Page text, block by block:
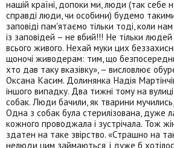
нашій країні, допоки ми, люди (так себе
справді люди, чи особини) будемо
заповіді пам'ятаємо тільки тоді, коли
із заповідей – не вбий!!! Не тільки
всього живого. Нехай муки цих
щоночі живодерам: тим, що
хто дав таку вказівку», – висловлює
Оксана Касим. Долинянка Надія
іншого випадку. Два тижні тому на
собак. Люди бачили, як тварини
Одна з собак була стерилізована, дуже
кожного проводжала і зустрічала. Тож
здатен на таке звірство. «Страшно на
нелюди цим займаються, і дуже б